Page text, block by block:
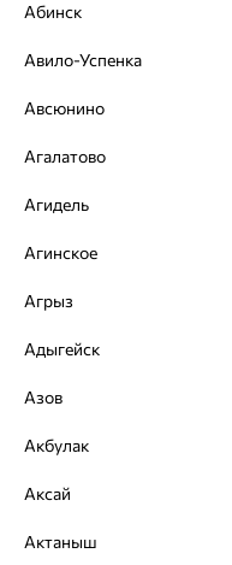
Абинск
Авило-Успенка
Авсюнино
Агалатово
Агидель
Агинское
Агрыз
Адыгейск
Азов
Акбулак
Аксай
Актаныш